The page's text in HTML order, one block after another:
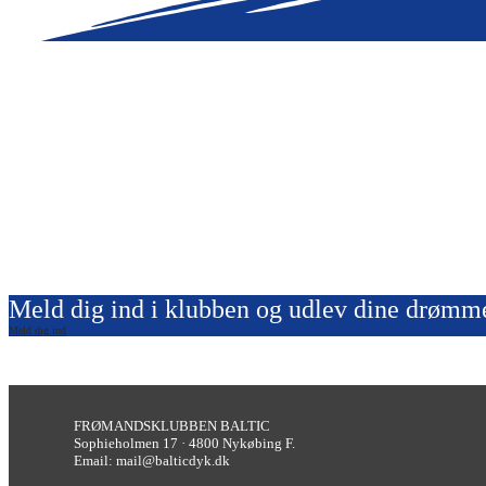
Meld dig ind i klubben og udlev dine
Meld dig ind
FRØMANDSKLUBBEN BALTIC
Sophieholmen 17 · 4800 Nykøbing F.
Email: mail@balticdyk.dk